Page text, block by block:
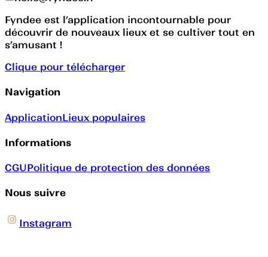
Fyndee est l’application incontournable pour
découvrir de nouveaux lieux et se cultiver tout en
s’amusant !
Clique pour télécharger
Navigation
ApplicationLieux populaires
Informations
CGUPolitique de protection des données
Nous suivre
Instagram